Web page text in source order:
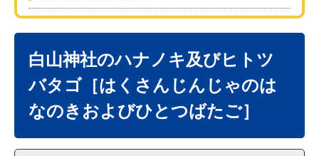
白山神社のハナノキ及びヒトツ
バタゴ［はくさんじんじゃのは
なのきおよびひとつばたご​​​​​］